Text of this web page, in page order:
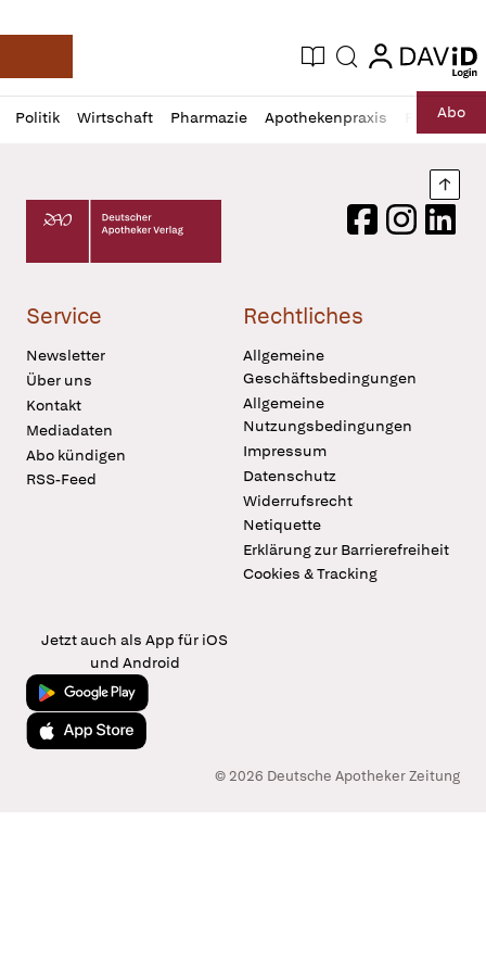
Deutsche Apotheker Zeitung
Aktuelle Ausgabe
Suche login
login
Politik Wirtschaft Pharmazie Apothekenpraxis RechtAbo
Profil
öffnen
Daz
Pur
Deutscher Apotheker Verlag Logo
FacebookInstagram
Service
Newsletter
Über uns
Kontakt
Mediadaten
Abo kündigen
RSS-Feed
Rechtliches
Allgemeine
Geschäftsbedingungen
Allgemeine
Nutzungsbedingungen
Impressum
Datenschutz
Widerrufsrecht
Netiquette
Erklärung zur Barrierefreiheit
Cookies & Tracking
Jetzt auch als App für iOS
und Android
Jetzt bei Google Play
Laden im App Store
© 2026 Deutsche Apotheker Zeitung